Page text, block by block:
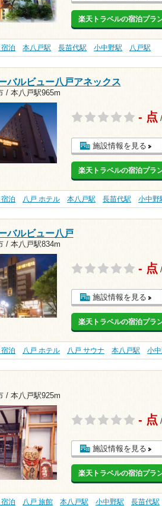
楽天トラベルの宿泊プラ
泊 本八戸駅 長苗代駅 小中野駅 八戸駅
バルビュー八戸アネックス
/ 本八戸駅965m
- 点
施設情報を見る
楽天トラベルの宿泊プラ
泊 八戸 ホテル 本八戸駅 長苗代駅 小中野
バルビュー八戸
/ 本八戸駅834m
- 点
施設情報を見る
楽天トラベルの宿泊プラ
泊 八戸 ホテル 八戸 サウナ 本八戸駅 小
/ 本八戸駅925m
- 点
施設情報を見る
楽天トラベルの宿泊プラ
泊 八戸 旅館 本八戸駅 小中野駅 長苗代駅